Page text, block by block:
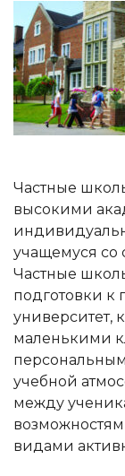
Частные
высокими
учащемуся со
Частные
подготовки к
университет,
маленькими
учебной
между
видами